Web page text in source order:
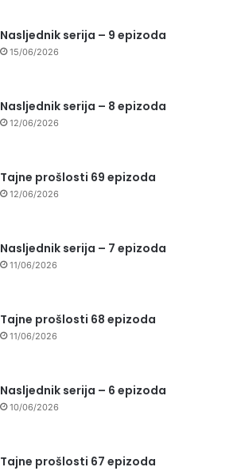
Nasljednik serija – 9 epizoda
15/06/2026
Nasljednik serija – 8 epizoda
12/06/2026
Tajne prošlosti 69 epizoda
12/06/2026
Nasljednik serija – 7 epizoda
11/06/2026
Tajne prošlosti 68 epizoda
11/06/2026
Nasljednik serija – 6 epizoda
10/06/2026
Tajne prošlosti 67 epizoda